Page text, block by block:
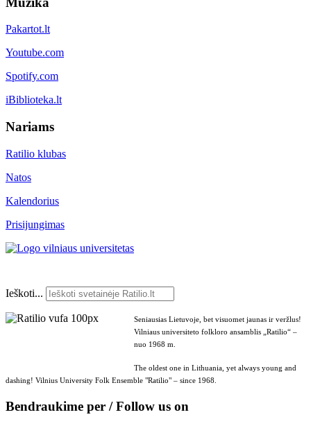
Pakartot.lt
Youtube.com
Spotify.com
iBiblioteka.lt
Nariams
Ratilio klubas
Natos
Kalendorius
Prisijungimas
Ieškoti...
Seniausias Lietuvoje, bet visuomet jaunas ir veržlus!
Vilniaus universiteto folkloro ansamblis „Ratilio“ –
nuo 1968 m.
The oldest one in Lithuania, yet always young and
dashing! Vilnius University Folk Ensemble "Ratilio" – since 1968.
Bendraukime per / Follow us on